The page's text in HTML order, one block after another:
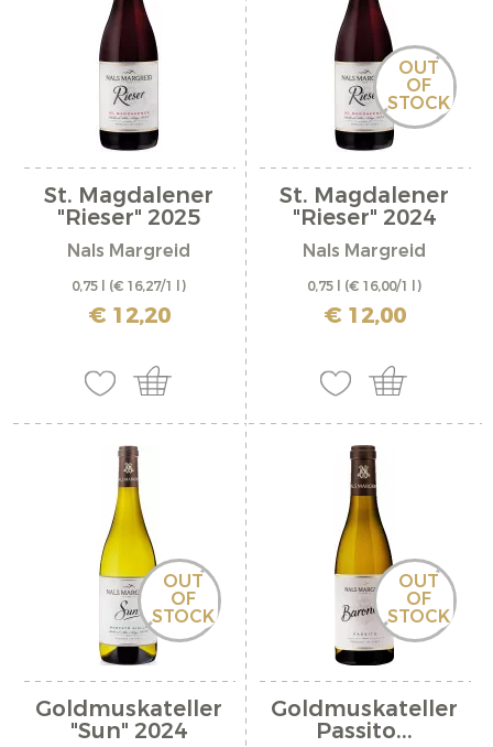
St. Magdalener
"Rieser" 2025
Nals Margreid
0,75 l (€ 16,27/1 l)
inkl. MwSt. zzgl. Versandkosten
€ 12,20
OUT
OF
STOCK
St. Magdalener
"Rieser" 2024
Nals Margreid
0,75 l (€ 16,00/1 l)
inkl. MwSt. zzgl. Versandkosten
€ 12,00
OUT
OF
STOCK
Goldmuskateller
"Sun" 2024
OUT
OF
STOCK
Goldmuskateller
Passito...